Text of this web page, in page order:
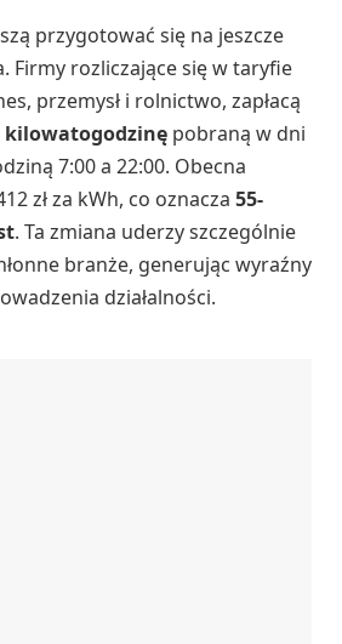
przygotować się na jeszcze
Firmy rozliczające się w taryfie
przemysł i rolnictwo, zapłacą
kilowatogodzinę pobraną w dni
7:00 a 22:00. Obecna
zł za kWh, co oznacza 55-
. Ta zmiana uderzy szczególnie
branże, generując wyraźny
działalności.